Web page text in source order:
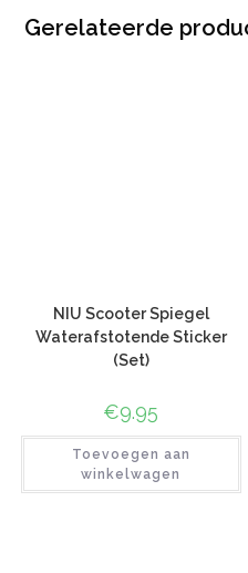
Gerelateerde
NIU Scooter Spiegel
Waterafstotende Sticker
(Set)
€9.95
Toevoegen aan
winkelwagen